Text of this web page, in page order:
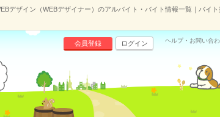
デザイン（WEBデザイナー）のアルバイト・バイト情報一覧｜バイト
会員登録 ログイン ヘルプ・お問い合